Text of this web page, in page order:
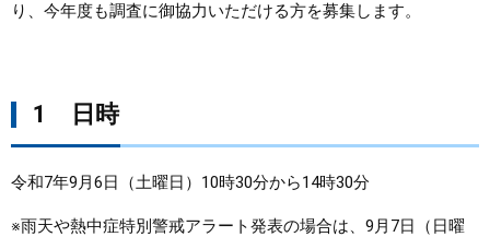
まちづくり
り、今年度も調査に御協力いただける方を募集します。
1 日時
令和7年9月6日（土曜日）10時30分から14時30分
※雨天や熱中症特別警戒アラート発表の場合は、9月7日（日曜